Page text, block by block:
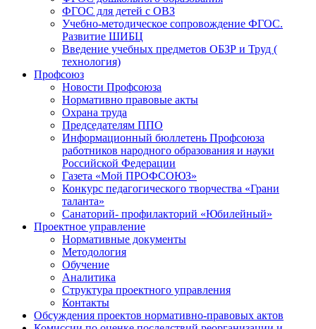
ФГОС для детей с ОВЗ
Учебно-методическое сопровождение ФГОС.
Развитие ШИБЦ
Введение учебных предметов ОБЗР и Труд (
технология)
Профсоюз
Новости Профсоюза
Нормативно правовые акты
Охрана труда
Председателям ППО
Информационный бюллетень Профсоюза
работников народного образования и науки
Российской Федерации
Газета «Мой ПРОФСОЮЗ»
Конкурс педагогического творчества «Грани
таланта»
Санаторий- профилакторий «Юбилейный»
Проектное управление
Нормативные документы
Методология
Обучение
Аналитика
Структура проектного управления
Контакты
Обсуждения проектов нормативно-правовых актов